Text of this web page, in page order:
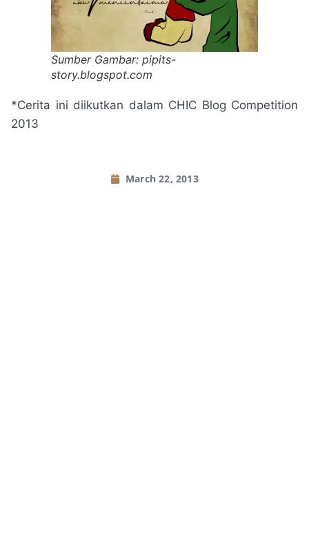
Sumber Gambar: pipits-
story.blogspot.com
*Cerita ini diikutkan dalam CHIC Blog Competition
2013
March 22, 2013